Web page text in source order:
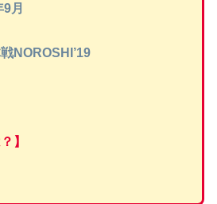
月
NOROSHI’19
】